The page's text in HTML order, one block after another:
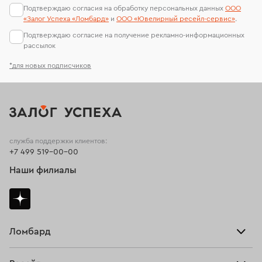
*для новых подписчиков
Подтверждаю согласия на обработку персональных данных ООО
«Залог Успеха «Ломбард» и ООО «Ювелирный ресейл-сервиc».
Подтверждаю согласие на получение рекламно-информационных
рассылок
Ломбард
служба поддержки клиентов:
+7 499 519-00-00
Наши филиалы